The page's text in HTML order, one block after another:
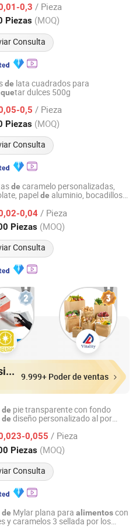
para perros
0,3 / Pieza
Piezas (MOQ)
Consulta
Desde 2025
de lata cuadrados para
tar dulces 500g
0,5 / Pieza
Piezas (MOQ)
Consulta
Ltd.
Desde 2022
de caramelo personalizadas,
papelde aluminio, bocadillos
con zipper
0,04 / Pieza
Piezas (MOQ)
Consulta
Industrial Co., Ltd.
Desde 2023
Los más vendidos Expositores 9.999+ Poder de ventas
de pie transparente con fondo
de diseño personalizado al por
deplástico con cremallera y
de sgarre paraalimentos
arroz y caramelos
0,055 / Pieza
Piezas (MOQ)
Consulta
Trading Co., Ltd.
Desde 2024
de Mylar plana para alimentoscon
y caramelos 3 sellada por los
Trade Co., Ltd.